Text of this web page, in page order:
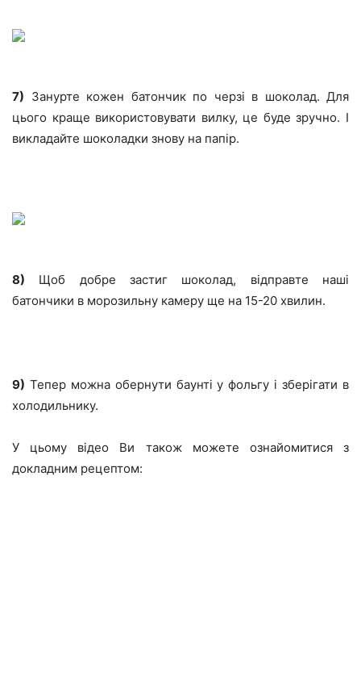
7) Занурте кожен батончик по черзі в шоколад. Для
цього краще використовувати вилку, це буде зручно. І
викладайте шоколадки знову на папір.
8) Щоб добре застиг шоколад, відправте наші
батончики в морозильну камеру ще на 15-20 хвилин.
9) Тепер можна обернути баунті у фольгу і зберігати в
холодильнику.
У цьому відео Ви також можете ознайомитися з
докладним рецептом: